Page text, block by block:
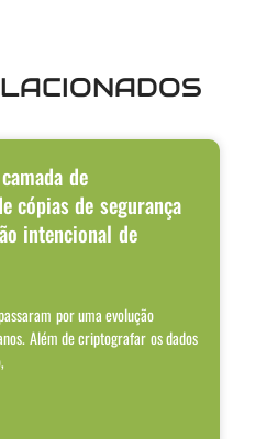
de
cópias de segurança
intencional de
por uma evolução
Além de criptografar os dados